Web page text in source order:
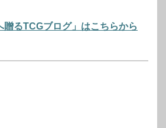
贈るTCGブログ」はこちらから